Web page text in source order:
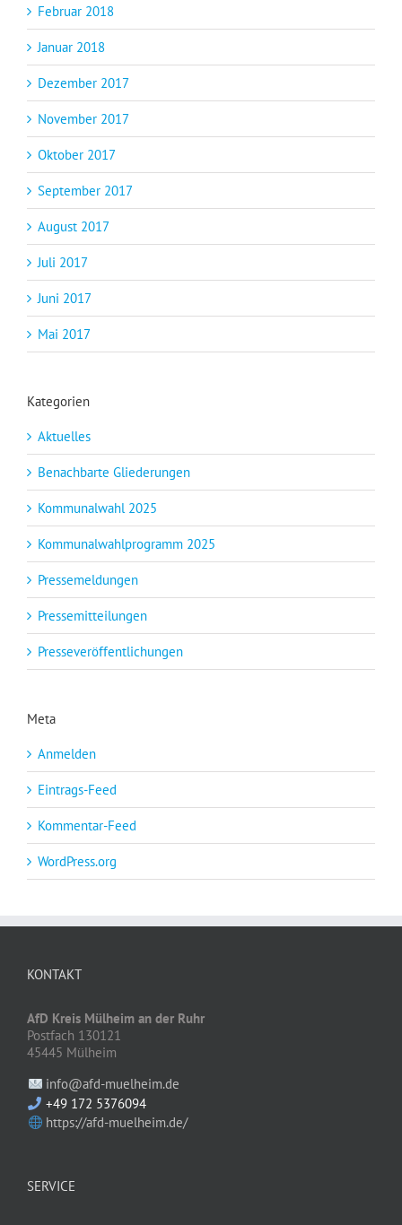
Februar 2018
Januar 2018
Dezember 2017
November 2017
Oktober 2017
September 2017
August 2017
Juli 2017
Juni 2017
Mai 2017
Kategorien
Aktuelles
Benachbarte Gliederungen
Kommunalwahl 2025
Kommunalwahlprogramm 2025
Pressemeldungen
Pressemitteilungen
Presseveröffentlichungen
Meta
Anmelden
Eintrags-Feed
Kommentar-Feed
WordPress.org
KONTAKT
AfD Kreis Mülheim an der Ruhr
Postfach 130121
45445 Mülheim
info@afd-muelheim.de
+49 172 5376094
https://afd-muelheim.de/
SERVICE